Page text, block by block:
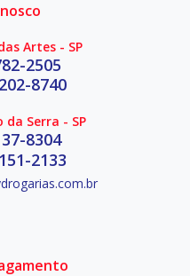
Artes - SP
2505
8740
Serra - SP
8304
2133